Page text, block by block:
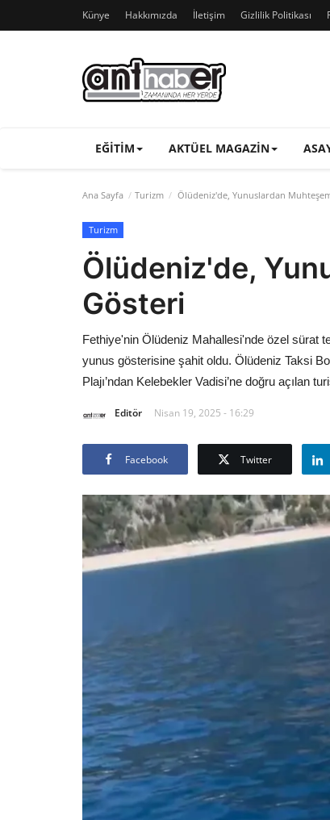
Künye Hakkımızda İletişim Gizlilik Politikası
EĞITIM AKTÜEL MAGAZIN
Ana Sayfa Turizm Ölüdeniz'de, Yunuslardan
Turizm
Ölüdeniz'de,
Gösteri
Fethiye'nin Ölüdeniz Mahallesi'nde özel sürat
yunus gösterisine şahit oldu. Ölüdeniz Taksi
Plajı’ndan Kelebekler Vadisi’ne doğru açılan
Editör Nisan 19, 2025 - 16:29
Facebook Twitter